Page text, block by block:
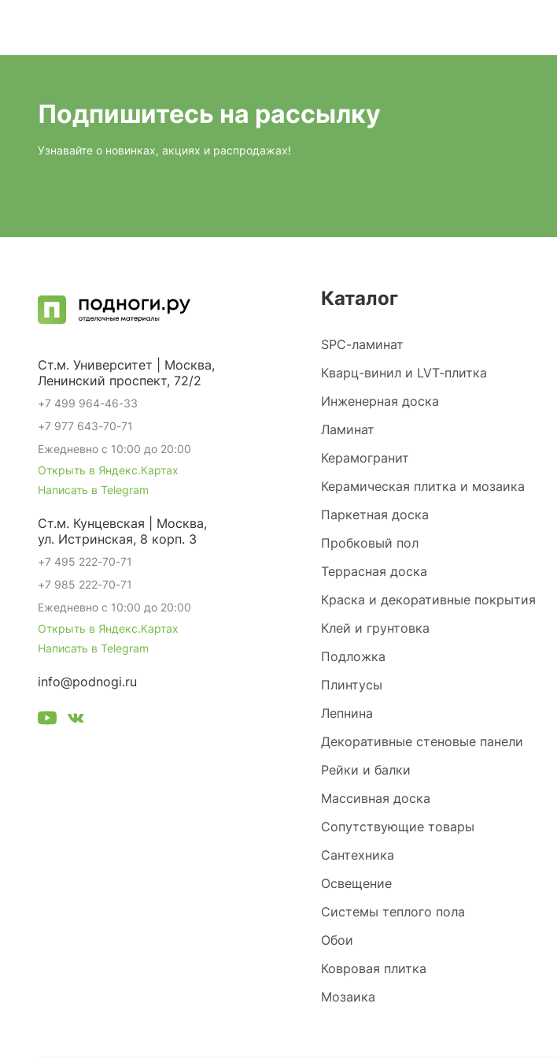
Подпишитесь на рассылку
Узнавайте о новинках, акциях и распродажах!
Каталог
SPC-ламинат
Кварц-винил и LVT-плитка
Инженерная доска
Ламинат
Керамогранит
Керамическая плитка и мозаика
Паркетная доска
Пробковый пол
Террасная доска
Краска и декоративные покрытия
Клей и грунтовка
Подложка
Плинтусы
Лепнина
Декоративные стеновые панели
Рейки и балки
Массивная доска
Сопутствующие товары
Сантехника
Освещение
Системы теплого пола
Обои
Ковровая плитка
Мозаика
Ст.м. Университет | Москва,
Ленинский проспект, 72/2
+7 499 964-46-33
+7 977 643-70-71
Ежедневно с 10:00 до 20:00
Открыть в Яндекс.Картах
Написать в Telegram
Ст.м. Кунцевская | Москва,
ул. Истринская, 8 корп. 3
+7 495 222-70-71
+7 985 222-70-71
Ежедневно с 10:00 до 20:00
Открыть в Яндекс.Картах
Написать в Telegram
info@podnogi.ru